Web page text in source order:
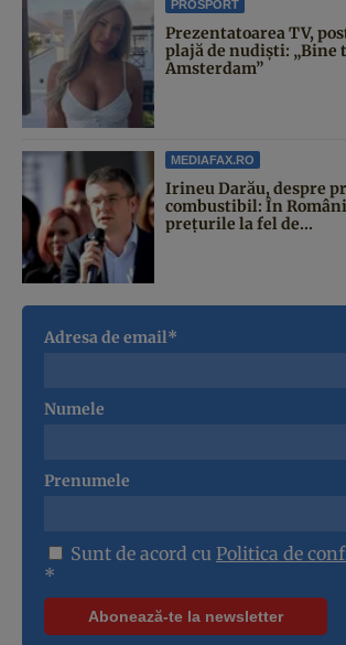
PROSPORT
Prezentatoarea TV,
plajă de nudiști: „Bine
Amsterdam”
MEDIAFAX.RO
Irineu Darău, despre
combustibil: În
prețurile la fel de...
Adresa de email*
Numele
Prenumele
Sunt de acord cu Politica de
*